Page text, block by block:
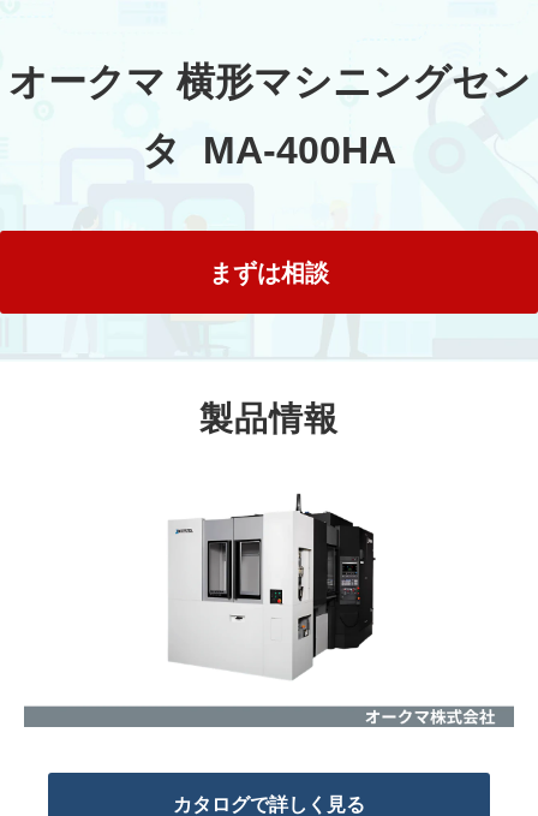
オークマ 横形マシニングセン
タ  MA-400HA
まずは相談
製品情報
カタログで詳しく見る